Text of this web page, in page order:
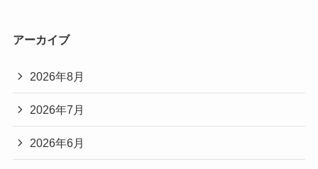
アーカイブ
2026年8月
2026年7月
2026年6月